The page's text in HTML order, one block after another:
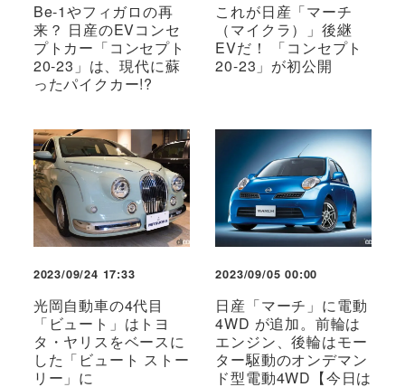
Be-1やフィガロの再
来？ 日産のEVコンセ
プトカー「コンセプト
20-23」は、現代に蘇
ったパイクカー!?
これが日産「マーチ
（マイクラ）」後継
EVだ！ 「コンセプト
20-23」が初公開
2023/09/24 17:33
光岡自動車の4代目
「ビュート」はトヨ
タ・ヤリスをベースに
した「ビュート ストー
リー」に
2023/09/05 00:00
日産「マーチ」に電動
4WD が追加。前輪は
エンジン、後輪はモー
ター駆動のオンデマン
ド型電動4WD【今日は